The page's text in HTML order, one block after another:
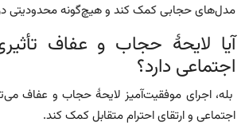
مدل‌های حجابی کمک کند و هیچ‌گونه محدودیتی در
آیا لایحهٔ حجاب و عفاف
اجتماعی دارد؟
بله، اجرای موفقیت‌آمیز لایحهٔ حجاب و عفاف
اجتماعی و ارتقای احترام متقابل کمک کند.